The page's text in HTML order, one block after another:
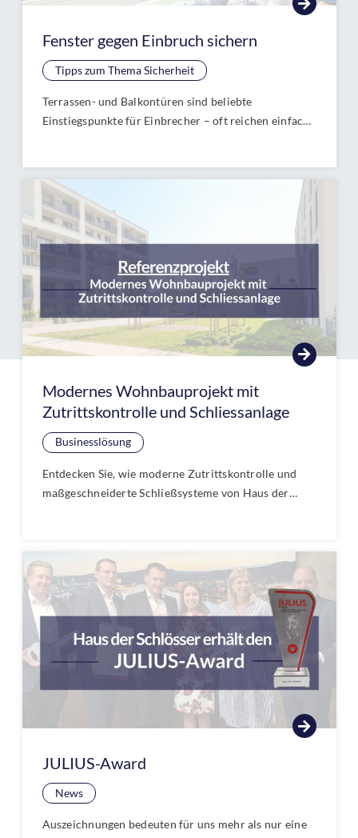
Fenster gegen Einbruch sichern
Tipps zum Thema Sicherheit
Terrassen- und Balkontüren sind beliebte
Einstiegspunkte für Einbrecher – oft reichen einfache
wie Mehrfachverriegelungen, Panzerriegeln und
abschließbaren Griffen. Erfahren Sie in unserem
Ratgeber, wie Sie Terrassen- und Balkontüren effektiv
gegen Einbruch sichern und so für mehr Sicherheit
Modernes Wohnbauprojekt mit
Zutrittskontrolle und Schliessanlage
Businesslösung
Entdecken Sie, wie moderne Zutrittskontrolle und
maßgeschneiderte Schließsysteme von Haus der
Sicherheitslösungen und flexible
Verwaltungsmöglichkeiten im neuen Blogartikel
erfahren!
JULIUS-Award
News
Auszeichnungen bedeuten für uns mehr als nur eine